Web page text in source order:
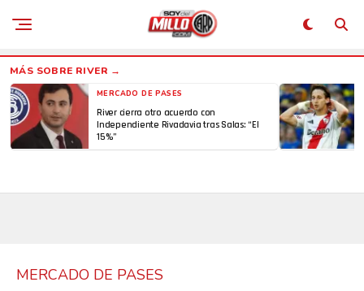
MERCADO DE PASES
River cierra otro acuerdo con
Independiente Rivadavia tras Salas: “El
15%”
MERCADO DE PASES